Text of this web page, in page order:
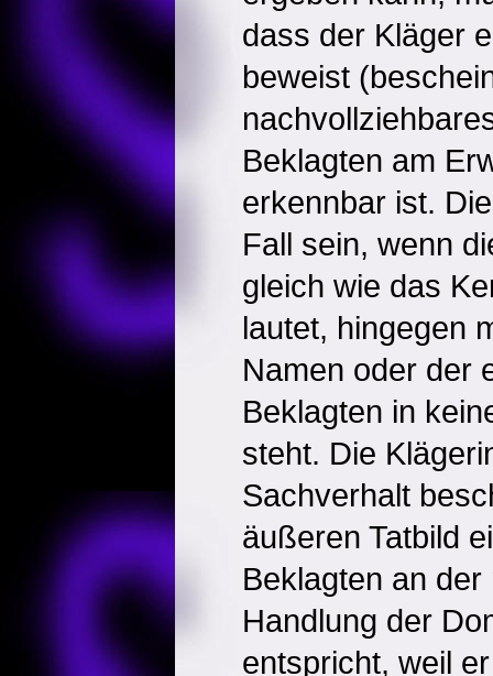
dass der Kläger
beweist
Beklagten am
erkennbar ist.
Fall sein, wenn
gleich wie das
lautet, hingegen
Namen oder der
Beklagten in
steht. Die
Sachverhalt
äußeren Tatbild
Beklagten an
Handlung der
entspricht, weil